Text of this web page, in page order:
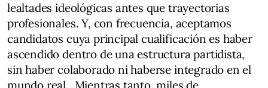
lealtades ideológicas antes que trayectorias
profesionales. Y, con frecuencia, aceptamos
candidatos cuya principal cualificación es haber
ascendido dentro de una estructura partidista,
sin haber colaborado ni haberse integrado en el
mundo real . Mientras tanto, miles de